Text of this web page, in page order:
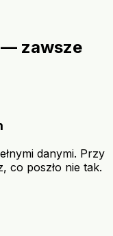
— zawsze
danymi. Przy
co poszło nie tak.